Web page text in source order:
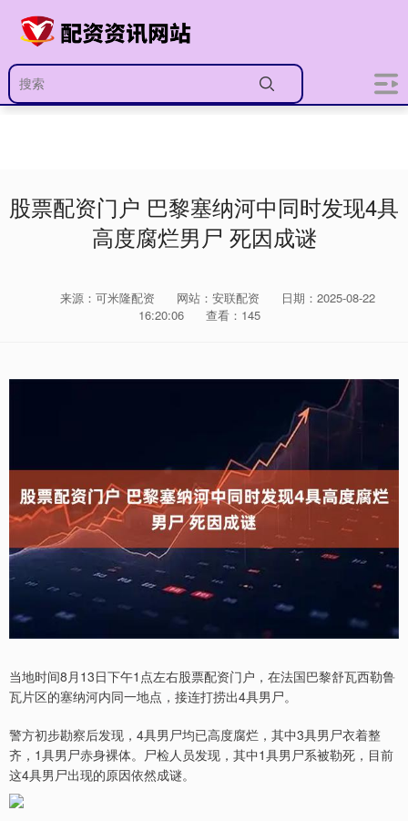
股票配资门户 巴黎塞纳河中同时发现4具
高度腐烂男尸 死因成谜
来源：可米隆配资 网站：安联配资
日期：2025-08-22
16:20:06
查看：145
当地时间8月13日下午1点左右股票配资门户，在法国巴黎舒瓦西勒鲁
瓦片区的塞纳河内同一地点，接连打捞出4具男尸。
警方初步勘察后发现，4具男尸均已高度腐烂，其中3具男尸衣着整
齐，1具男尸赤身裸体。尸检人员发现，其中1具男尸系被勒死，目前
这4具男尸出现的原因依然成谜。